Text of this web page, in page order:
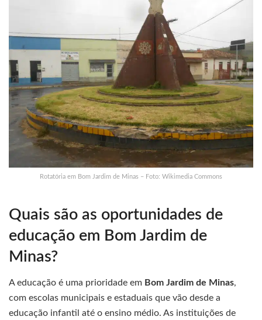
Rotatória em Bom Jardim de Minas – Foto: Wikimedia Commons
Quais são as oportunidades de
educação em Bom Jardim de
Minas?
A educação é uma prioridade em Bom Jardim de Minas,
com escolas municipais e estaduais que vão desde a
educação infantil até o ensino médio. As instituições de